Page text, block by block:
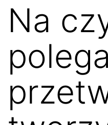
Na
polega